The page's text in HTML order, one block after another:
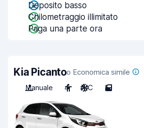
Deposito basso
Chilometraggio illimitato
Paga una parte ora
Kia Picantoo Economica simile
Manuale
4 A/C 5